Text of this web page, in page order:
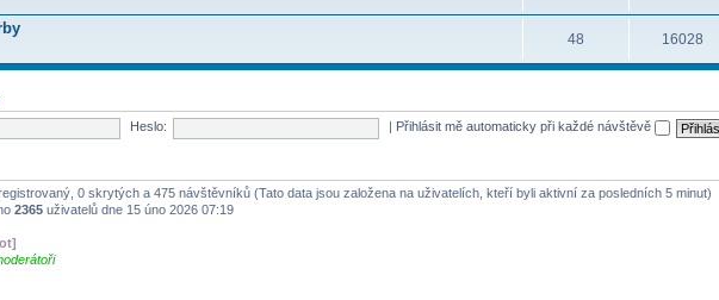
48 16028
Heslo: Přihlásit mě automaticky při každé návštěvě
0 skrytých a 475 návštěvníků (Tato data jsou založena na uživatelích, kteří byli aktivní za posledních 5 minut)
2365uživatelů dne 15 úno 2026 07:19